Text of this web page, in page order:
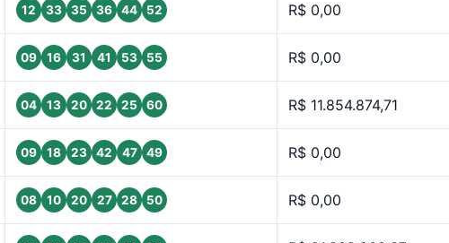
12 33 35 36 44 52 R$ 0,00
09 16 31 41 53 55 R$ 0,00
04 13 20 22 25 60 R$ 11.854.874,71
09 18 23 42 47 49 R$ 0,00
08 10 20 27 28 50 R$ 0,00